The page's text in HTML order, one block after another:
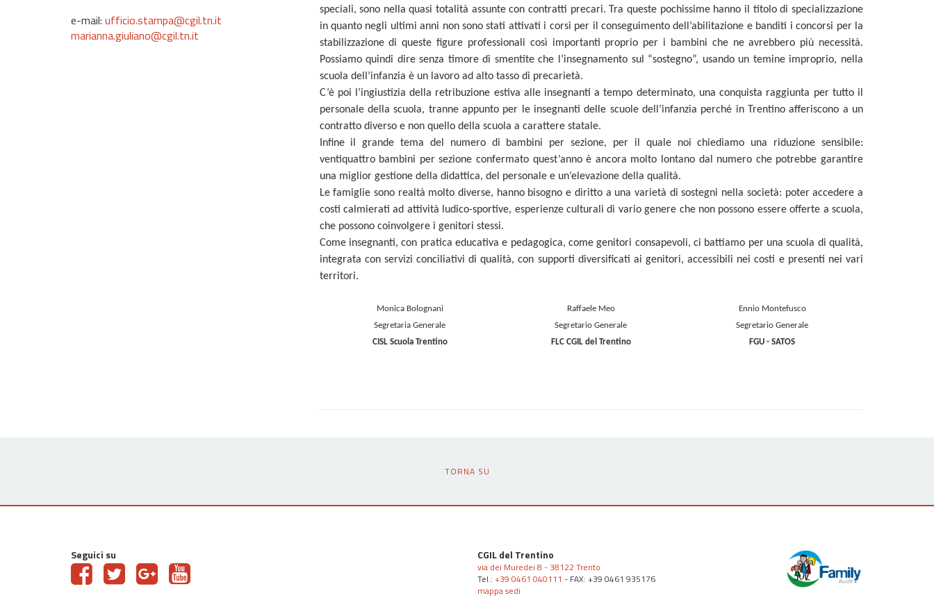
speciali, sono nella quasi totalità assunte con contratti precari. Tra queste pochissime hanno il titolo di specializzazione
in quanto negli ultimi anni non sono stati attivati i corsi per il conseguimento dell’abilitazione e banditi i concorsi per la
stabilizzazione di queste figure professionali così importanti proprio per i bambini che ne avrebbero più necessità.
Possiamo quindi dire senza timore di smentite che l’insegnamento sul “sostegno”, usando un temine improprio, nella
scuola dell’infanzia è un lavoro ad alto tasso di precarietà.
C’è poi l’ingiustizia della retribuzione estiva alle insegnanti a tempo determinato, una conquista raggiunta per tutto il
personale della scuola, tranne appunto per le insegnanti delle scuole dell’infanzia perché in Trentino afferiscono a un
contratto diverso e non quello della scuola a carattere statale.
Infine il grande tema del numero di bambini per sezione, per il quale noi chiediamo una riduzione sensibile:
ventiquattro bambini per sezione confermato quest’anno è ancora molto lontano dal numero che potrebbe garantire
una miglior gestione della didattica, del personale e un’elevazione della qualità.
Le famiglie sono realtà molto diverse, hanno bisogno e diritto a una varietà di sostegni nella società: poter accedere a
costi calmierati ad attività ludico-sportive, esperienze culturali di vario genere che non possono essere offerte a scuola,
che possono coinvolgere i genitori stessi.
Come insegnanti, con pratica educativa e pedagogica, come genitori consapevoli, ci battiamo per una scuola di qualità,
integrata con servizi conciliativi di qualità, con supporti diversificati ai genitori, accessibili nei costi e presenti nei vari
territori.
Monica Bolognani
Segretaria Generale
CISL Scuola Trentino
Raffaele Meo
Segretario Generale
FLC CGIL del Trentino
Ennio Montefusco
Segretario Generale
FGU - SATOS
e-mail: ufficio.stampa@cgil.tn.it
marianna.giuliano@cgil.tn.it
TORNA SU
Seguici su CGIL del Trentino
via dei Muredei 8 - 38122 Trento
Tel.: +39 0461 040111 - FAX: +39 0461 935176
mappa sedi